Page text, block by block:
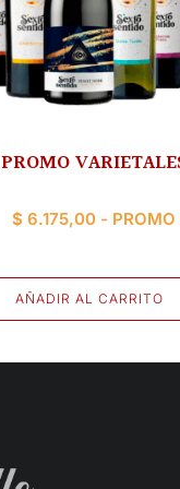
PROMO
$ 6.175,00 - PROMO
AÑADIR AL CARRITO